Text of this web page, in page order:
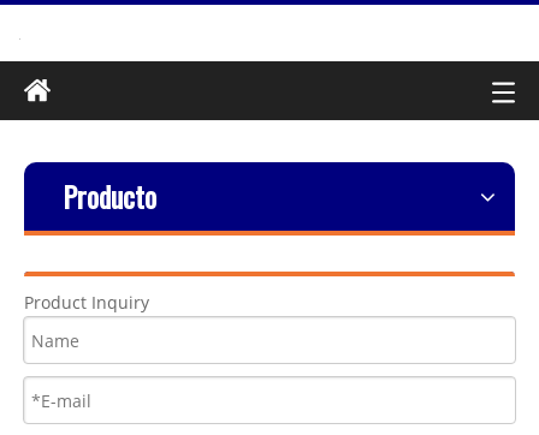
Producto
Product Inquiry